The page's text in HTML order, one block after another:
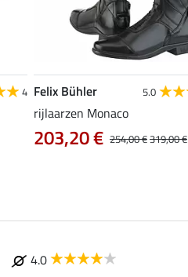
4 Felix Bühler 5.0
rijlaarzen Monaco
254,00 €319,00 €
203,20 €
4.0